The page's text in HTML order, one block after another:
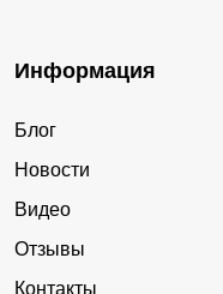
Информация
Блог
Новости
Видео
Отзывы
Контакты